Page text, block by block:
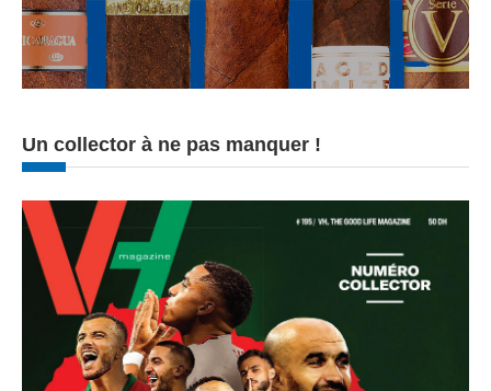
Un collector à ne pas manquer !